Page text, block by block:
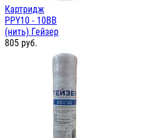
Картридж
PPY10 - 10ВВ
(нить) Гейзер
805 руб.